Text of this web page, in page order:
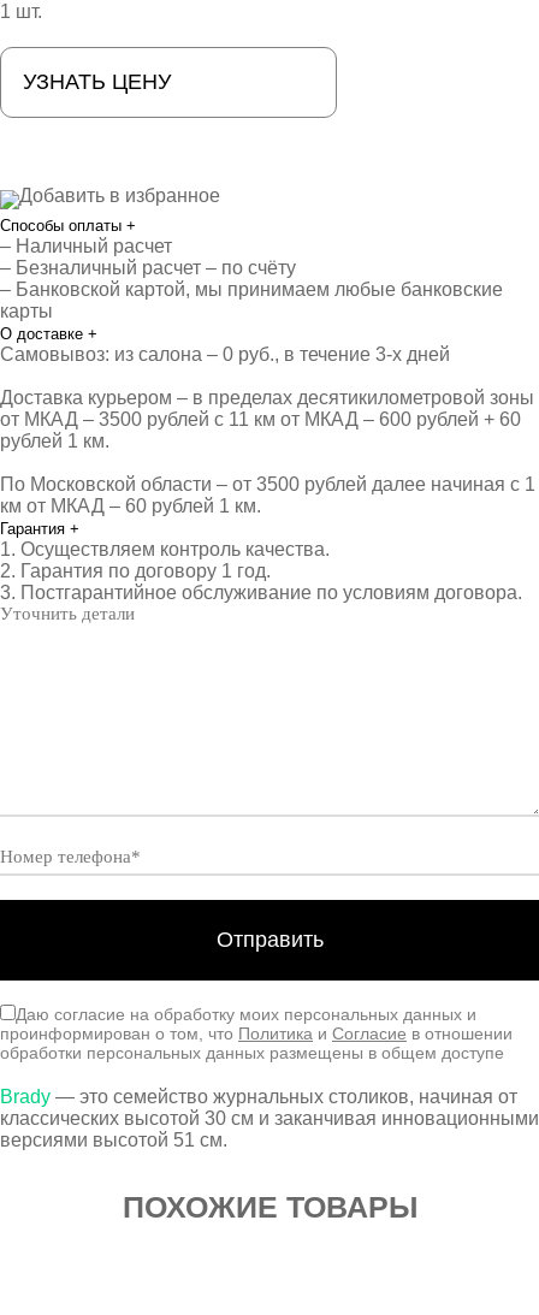
1 шт.
УЗНАТЬ ЦЕНУ
Добавить в избранное
Способы оплаты +
– Наличный расчет
– Безналичный расчет – по счёту
– Банковской картой, мы принимаем любые банковские
карты
О доставке +
Самовывоз: из салона – 0 руб., в течение 3-х дней
Доставка курьером – в пределах десятикилометровой зоны
от МКАД – 3500 рублей с 11 км от МКАД – 600 рублей + 60
рублей 1 км.
По Московской области – от 3500 рублей далее начиная с 1
км от МКАД – 60 рублей 1 км.
Гарантия +
1. Осуществляем контроль качества.
2. Гарантия по договору 1 год.
3. Постгарантийное обслуживание по условиям договора.
Даю согласие на обработку моих персональных данных и
проинформирован о том, что Политика и Согласие в отношении
обработки персональных данных размещены в общем доступе
Brady — это семейство журнальных столиков, начиная от
классических высотой 30 см и заканчивая инновационными
версиями высотой 51 см.
ПОХОЖИЕ ТОВАРЫ